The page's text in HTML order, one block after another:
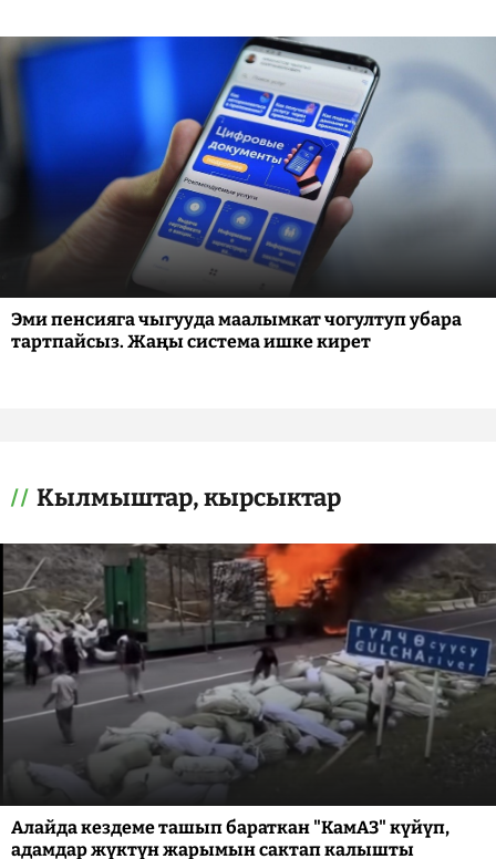
Эми пенсияга чыгууда маалымкат чогултуп убара
тартпайсыз. Жаңы система ишке кирет
Кылмыштар, кырсыктар
Алайда кездеме ташып бараткан "КамАЗ" күйүп,
адамдар жүктүн жарымын сактап калышты